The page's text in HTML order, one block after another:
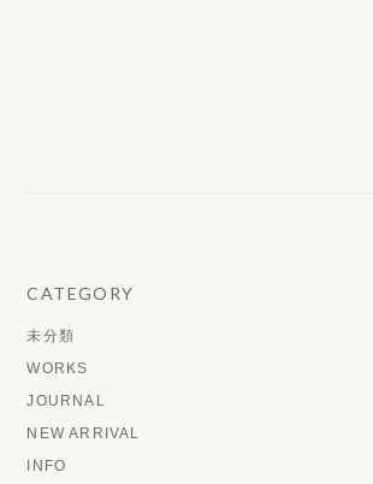
CATEGORY
未分類
WORKS
JOURNAL
NEW ARRIVAL
INFO